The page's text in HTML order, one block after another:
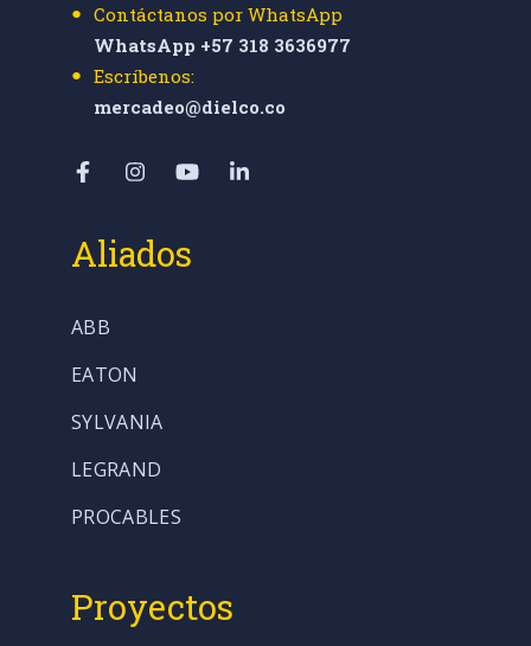
Contáctanos por WhatsApp
WhatsApp +57 318 3636977
Escríbenos:
mercadeo@dielco.co
Aliados
ABB
EATON
SYLVANIA
LEGRAND
PROCABLES
Proyectos